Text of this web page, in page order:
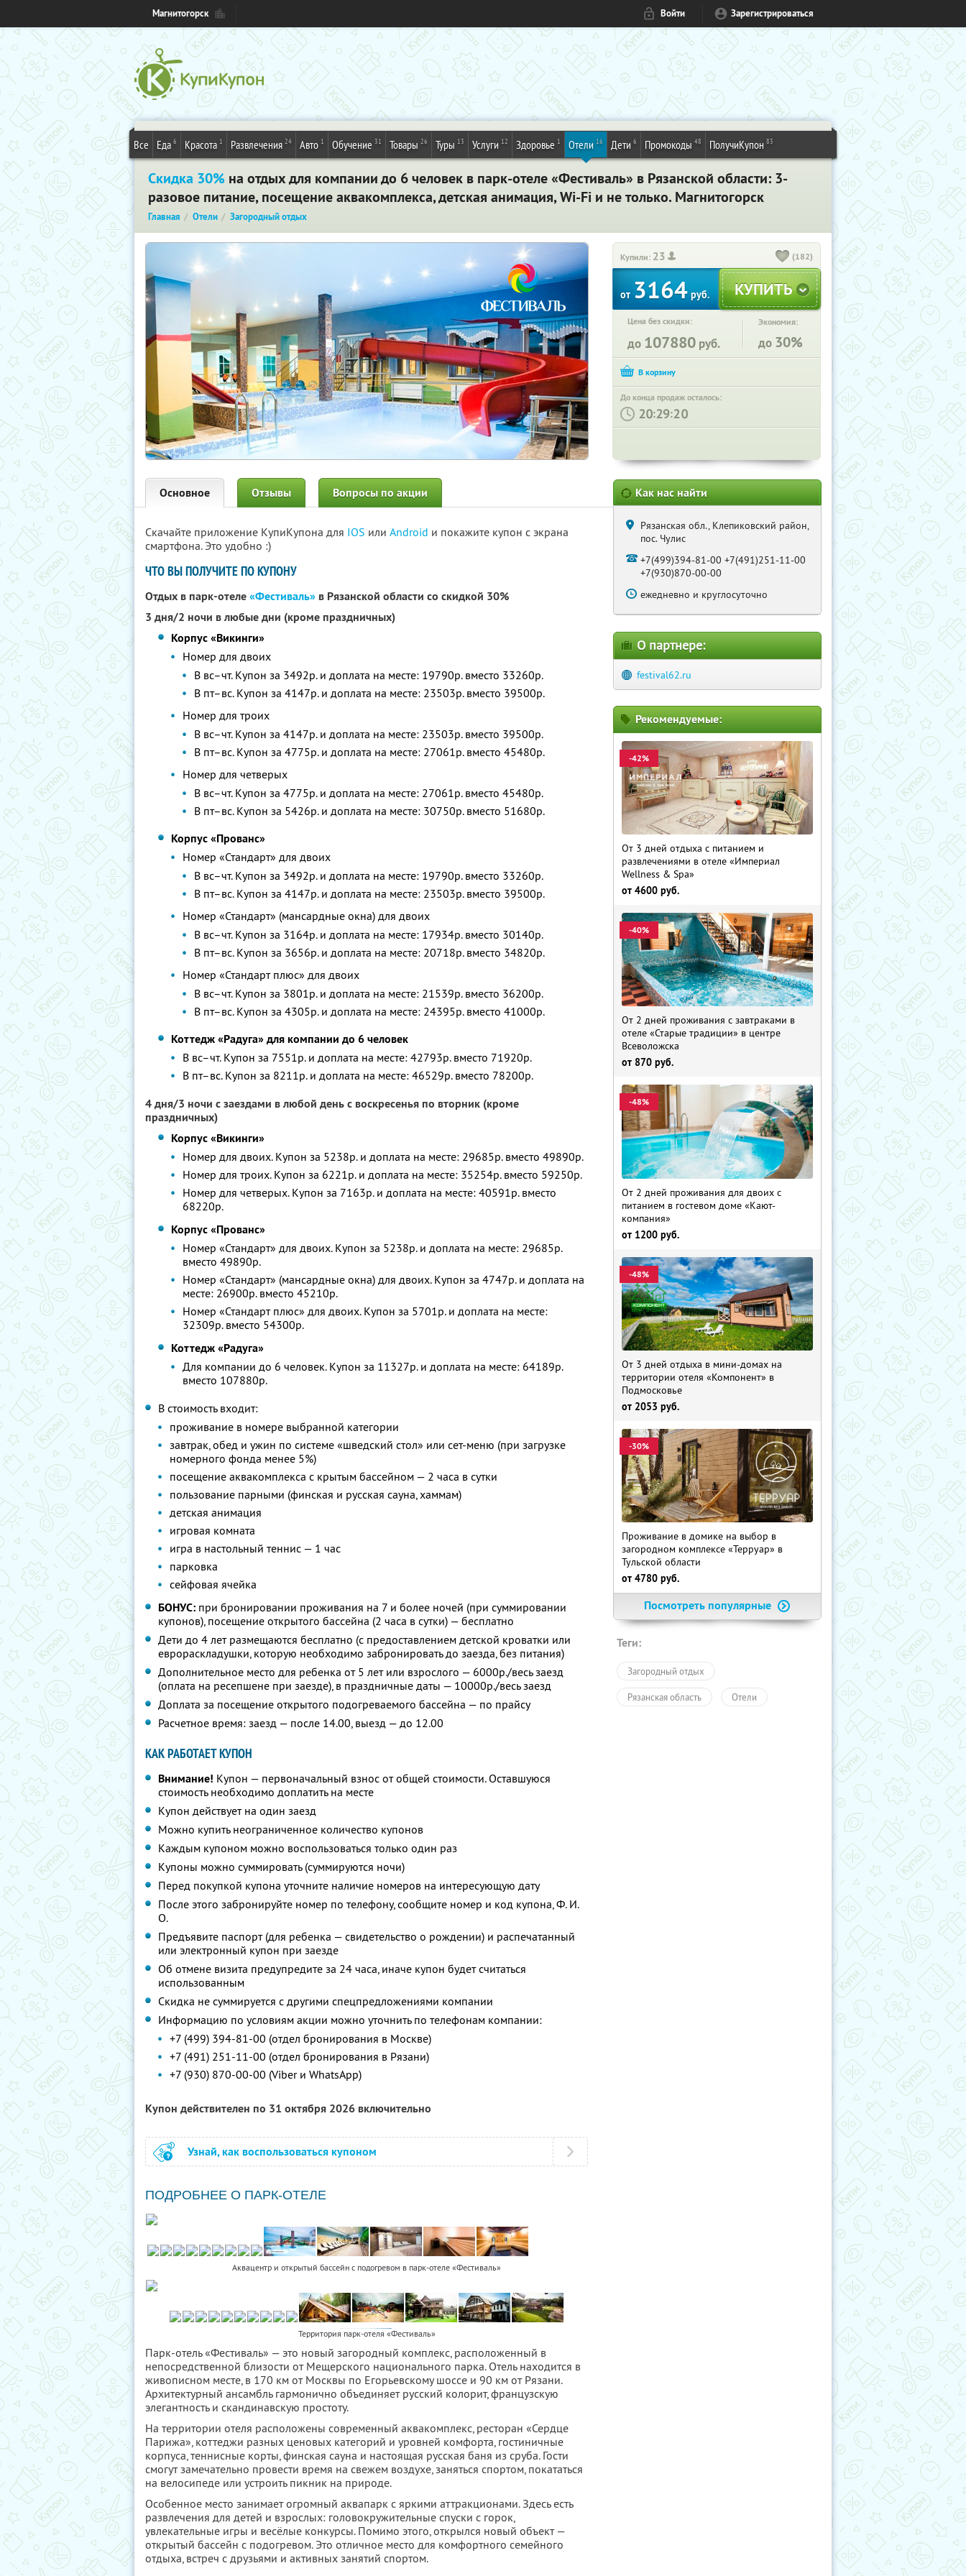
Магнитогорск Войти Зарегистрироваться
Все Еда 6 Красота 1 Развлечения 24 Авто 1 Обучение 31 Товары 26 Туры 13 Услуги 12 Здоровье 1 Отели 16 Дети 6 Промокоды 48 ПолучиКупон 83
Скидка 30% на отдых для компании до 6 человек в парк-отеле «Фестиваль» в Рязанской области: 3-
разовое питание, посещение аквакомплекса, детская анимация, Wi-Fi и не только. Магнитогорск
Главная Отели Загородный отдых
Купили: 23 (182)
от 3164 руб.
Цена без скидки:
до 107880 руб.
Экономия:
до 30%
До конца продаж осталось:
: :
Основное Отзывы Вопросы по акции
Скачайте приложение КупиКупона для IOS или Android и покажите купон с экрана
смартфона. Это удобно :)
ЧТО ВЫ ПОЛУЧИТЕ ПО КУПОНУ
Отдых в парк-отеле«Фестиваль» в Рязанской области со скидкой 30%
3 дня/2 ночи в любые дни (кроме праздничных)
Корпус «Викинги»
Номер для двоих
В вс–чт. Купон за 3492р. и доплата на месте: 19790р. вместо 33260р.
В пт–вс. Купон за 4147р. и доплата на месте: 23503р. вместо 39500р.
Номер для троих
В вс–чт. Купон за 4147р. и доплата на месте: 23503р. вместо 39500р.
В пт–вс. Купон за 4775р. и доплата на месте: 27061р. вместо 45480р.
Номер для четверых
В вс–чт. Купон за 4775р. и доплата на месте: 27061р. вместо 45480р.
В пт–вс. Купон за 5426р. и доплата на месте: 30750р. вместо 51680р.
Корпус «Прованс»
Номер «Стандарт» для двоих
В вс–чт. Купон за 3492р. и доплата на месте: 19790р. вместо 33260р.
В пт–вс. Купон за 4147р. и доплата на месте: 23503р. вместо 39500р.
Номер «Стандарт» (мансардные окна) для двоих
В вс–чт. Купон за 3164р. и доплата на месте: 17934р. вместо 30140р.
В пт–вс. Купон за 3656р. и доплата на месте: 20718р. вместо 34820р.
Номер «Стандарт плюс» для двоих
В вс–чт. Купон за 3801р. и доплата на месте: 21539р. вместо 36200р.
В пт–вс. Купон за 4305р. и доплата на месте: 24395р. вместо 41000р.
Коттедж «Радуга» для компании до 6 человек
В вс–чт. Купон за 7551р. и доплата на месте: 42793р. вместо 71920р.
В пт–вс. Купон за 8211р. и доплата на месте: 46529р. вместо 78200р.
4 дня/3 ночи с заездами в любой день с воскресенья по вторник (кроме
праздничных)
Корпус «Викинги»
Номер для двоих. Купон за 5238р. и доплата на месте: 29685р. вместо 49890р.
Номер для троих. Купон за 6221р. и доплата на месте: 35254р. вместо 59250р.
Номер для четверых. Купон за 7163р. и доплата на месте: 40591р. вместо
68220р.
Корпус «Прованс»
Номер «Стандарт» для двоих. Купон за 5238р. и доплата на месте: 29685р.
вместо 49890р.
Номер «Стандарт» (мансардные окна) для двоих. Купон за 4747р. и доплата на
месте: 26900р. вместо 45210р.
Номер «Стандарт плюс» для двоих. Купон за 5701р. и доплата на месте:
32309р. вместо 54300р.
Коттедж «Радуга»
Для компании до 6 человек. Купон за 11327р. и доплата на месте: 64189р.
вместо 107880р.
В стоимость входит:
проживание в номере выбранной категории
завтрак, обед и ужин по системе «шведский стол» или сет-меню (при загрузке
номерного фонда менее 5%)
посещение аквакомплекса с крытым бассейном — 2 часа в сутки
пользование парными (финская и русская сауна, хаммам)
детская анимация
игровая комната
игра в настольный теннис — 1 час
парковка
сейфовая ячейка
БОНУС: при бронировании проживания на 7 и более ночей (при суммировании
купонов), посещение открытого бассейна (2 часа в сутки) — бесплатно
Дети до 4 лет размещаются бесплатно (с предоставлением детской кроватки или
еврораскладушки, которую необходимо забронировать до заезда, без питания)
Дополнительное место для ребенка от 5 лет или взрослого — 6000р./весь заезд
(оплата на ресепшене при заезде), в праздничные даты — 10000р./весь заезд
Доплата за посещение открытого подогреваемого бассейна — по прайсу
Расчетное время: заезд — после 14.00, выезд — до 12.00
КАК РАБОТАЕТ КУПОН
Внимание! Купон — первоначальный взнос от общей стоимости. Оставшуюся
стоимость необходимо доплатить на месте
Купон действует на один заезд
Можно купить неограниченное количество купонов
Каждым купоном можно воспользоваться только один раз
Купоны можно суммировать (суммируются ночи)
Перед покупкой купона уточните наличие номеров на интересующую дату
После этого забронируйте номер по телефону, сообщите номер и код купона, Ф. И.
О.
Предъявите паспорт (для ребенка — свидетельство о рождении) и распечатанный
или электронный купон при заезде
Об отмене визита предупредите за 24 часа, иначе купон будет считаться
использованным
Скидка не суммируется с другими спецпредложениями компании
Информацию по условиям акции можно уточнить по телефонам компании:
+7 (499) 394-81-00 (отдел бронирования в Москве)
+7 (491) 251-11-00 (отдел бронирования в Рязани)
+7 (930) 870-00-00 (Viber и WhatsApp)
Купон действителен по 31 октября 2026 включительно
Узнай, как воспользоваться купоном
ПОДРОБНЕЕ О ПАРК-ОТЕЛЕ
Аквацентр и открытый бассейн с подогревом в парк-отеле «Фестиваль»
Территория парк-отеля «Фестиваль»
Парк-отель «Фестиваль» — это новый загородный комплекс, расположенный в
непосредственной близости от Мещерского национального парка. Отель находится в
живописном месте, в 170 км от Москвы по Егорьевскому шоссе и 90 км от Рязани.
Архитектурный ансамбль гармонично объединяет русский колорит, французскую
элегантность и скандинавскую простоту.
На территории отеля расположены современный аквакомплекс, ресторан «Сердце
Парижа», коттеджи разных ценовых категорий и уровней комфорта, гостиничные
корпуса, теннисные корты, финская сауна и настоящая русская баня из сруба. Гости
смогут замечательно провести время на свежем воздухе, заняться спортом, покататься
на велосипеде или устроить пикник на природе.
Особенное место занимает огромный аквапарк с яркими аттракционами. Здесь есть
развлечения для детей и взрослых: головокружительные спуски с горок,
увлекательные игры и весёлые конкурсы. Помимо этого, открылся новый объект —
открытый бассейн с подогревом. Это отличное место для комфортного семейного
отдыха, встреч с друзьями и активных занятий спортом.
Как нас найти
Рязанская обл., Клепиковский район,
пос. Чулис
+7(499)394-81-00 +7(491)251-11-00
+7(930)870-00-00
ежедневно и круглосуточно
О партнере:
festival62.ru
Рекомендуемые:
-42%
От 3 дней отдыха с питанием и
развлечениями в отеле «Империал
Wellness & Spa»
от 4600 руб.
-40%
От 2 дней проживания с завтраками в
отеле «Старые традиции» в центре
Всеволожска
от 870 руб.
-48%
От 2 дней проживания для двоих с
питанием в гостевом доме «Кают-
компания»
от 1200 руб.
-48%
От 3 дней отдыха в мини-домах на
территории отеля «Компонент» в
Подмосковье
от 2053 руб.
-30%
Проживание в домике на выбор в
загородном комплексе «Терруар» в
Тульской области
от 4780 руб.
Посмотреть популярные
Теги:
Загородный отдых
Рязанская область Отели